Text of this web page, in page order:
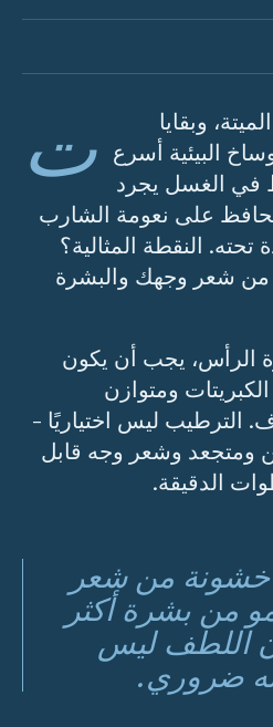
ت
وبقايا
البيئية أسرع
في الغسل يجرد
تحافظ على نعومة الشارب
النقطة المثالية؟
من شعر وجهك والبشرة
يجب أن يكون
ومتوازن
الترطيب ليس اختياريًا -
ومتجعد وشعر وجه قابل
الدقيقة.
خشونة من شعر
من بشرة أكثر
اللطف ليس
ضروري.